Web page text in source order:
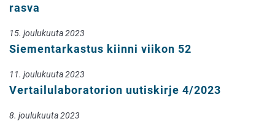
rasva
15. joulukuuta 2023
Siementarkastus kiinni viikon 52
11. joulukuuta 2023
Vertailulaboratorion uutiskirje 4/2023
8. joulukuuta 2023